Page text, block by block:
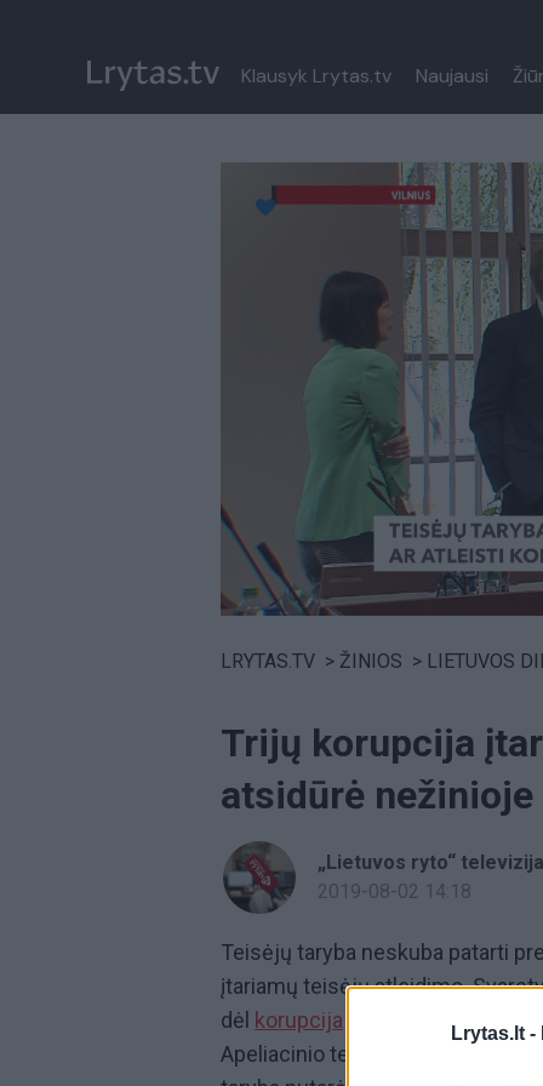
Lrytas.lt -
Klausyk Lrytas.tv Naujausi
Paremkite Ukrainą
LRYTAS.TV > ŽINIOS > LIETUVOS
Trijų korupcija
atsidūrė nežinioje
„Lietuvos ryto“ televizija
2019-08-02 14:18
Teisėjų taryba neskuba patarti
įtariamų teisėjų atleidimo.
dėl korupcija įtariamų
Apeliacinio teismo teisėjų